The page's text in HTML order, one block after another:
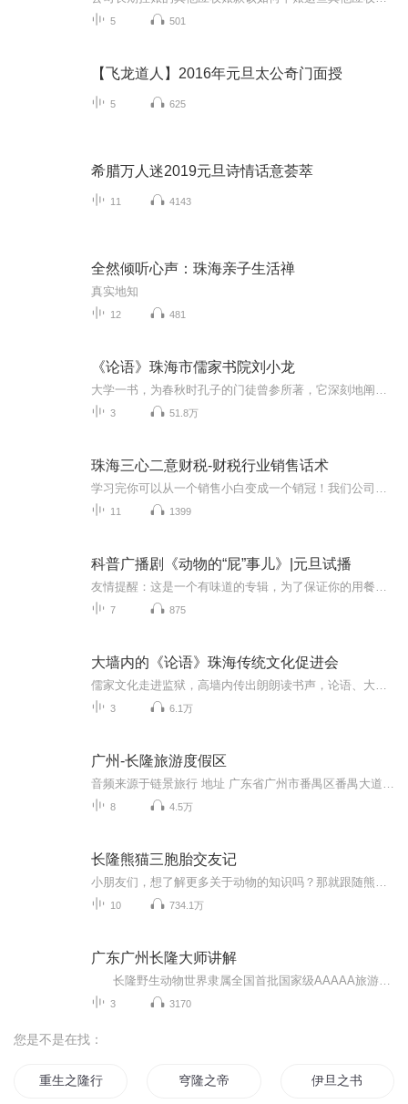
5 501
【飞龙道人】2016年元旦太公奇门面授
5 625
希腊万人迷2019元旦诗情话意荟萃
11 4143
全然倾听心声：珠海亲子生活禅
真实地知
12 481
《论语》珠海市儒家书院刘小龙
3 51.8万
珠海三心二意财税-财税行业销售话术
11 1399
科普广播剧《动物的“屁”事儿》|元旦试播
7 875
大墙内的《论语》珠海传统文化促进会
3 6.1万
广州-长隆旅游度假区
8 4.5万
长隆熊猫三胞胎交友记
10 734.1万
广东广州长隆大师讲解
3 3170
您是不是在找：
重生之隆行天下 穹隆之帝 伊旦之书